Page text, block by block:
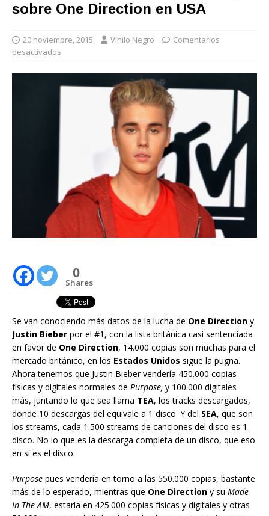
sobre One Direction en USA
20 noviembre, 2015 Vinilo Negro
Comentarios
desactivados
0
Shares
Se van conociendo más datos de la lucha de One Direction y
Justin Bieber por el #1, con la lista británica casi sentenciada
en favor de One Direction, 14.000 copias son muchas para el
mercado británico, en los Estados Unidos sigue la pugna.
Ahora tenemos que Justin Bieber vendería 450.000 copias
físicas y digitales normales de Purpose, y 100.000 digitales
más, juntando lo que sea llama TEA, los tracks descargados,
donde 10 descargas del equivale a 1 disco. Y del SEA, que son
los streams, cada 1.500 streams de canciones del disco es 1
disco. No lo que es la descarga completa de un disco, que eso
en sí es el disco.
Purpose pues vendería en torno a las 550.000 copias, bastante
más de lo esperado, mientras que One Direction y su Made
In The AM, estaría en 425.000 copias físicas y digitales y otras